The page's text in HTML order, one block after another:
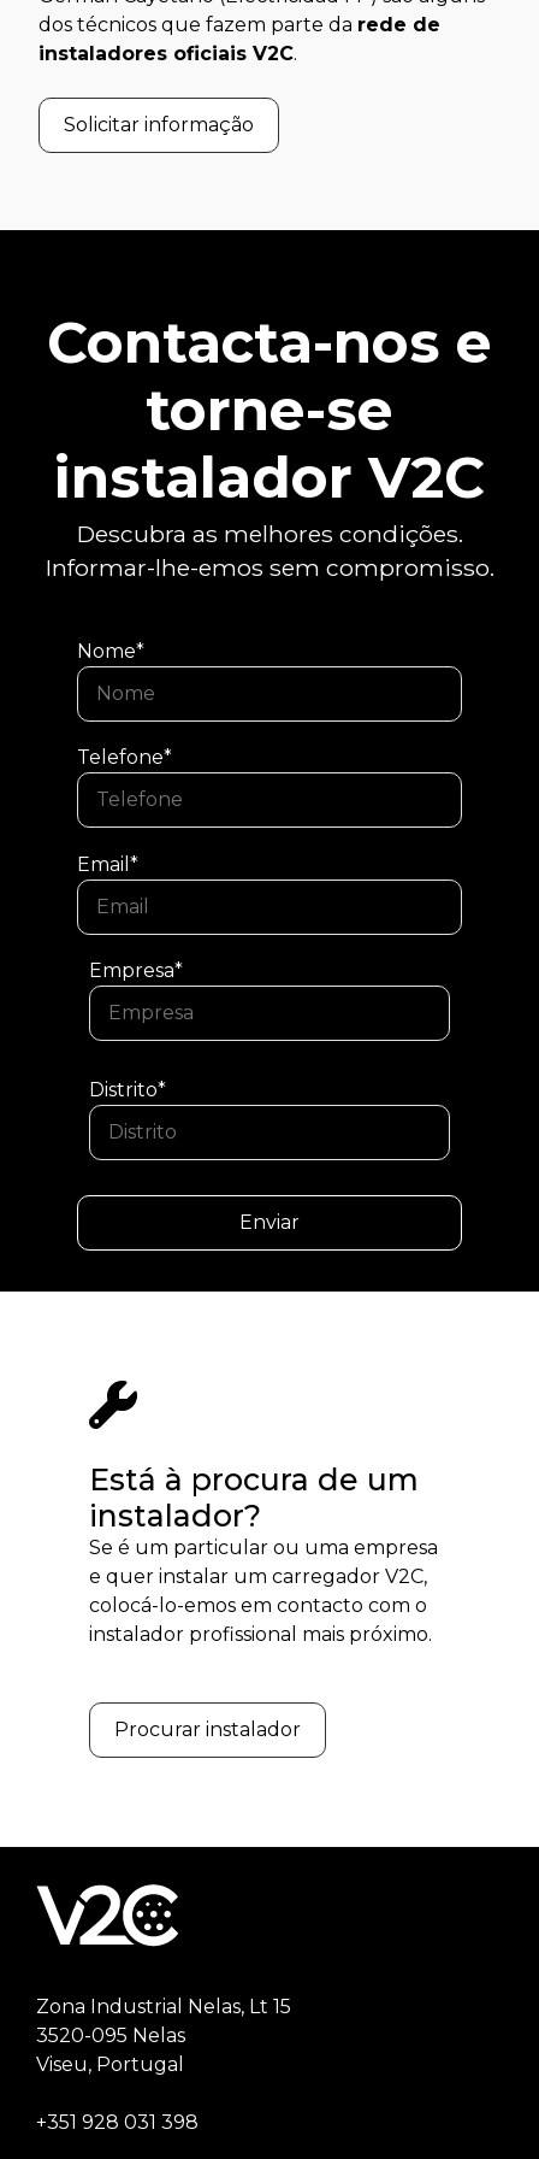
dos técnicos que fazem parte da rede de
instaladores oficiais V2C.
Solicitar informação
Contacta-nos e
torne-se
instalador V2C
Descubra as melhores condições.
Informar-lhe-emos sem compromisso.
Nome*
Telefone*
Email*
Empresa*
Distrito*
Está à procura de um
instalador?
Se é um particular ou uma empresa
e quer instalar um carregador V2C,
colocá-lo-emos em contacto com o
instalador profissional mais próximo.
Procurar instalador
Zona Industrial Nelas, Lt 15
3520-095 Nelas
Viseu, Portugal
+351 928 031 398